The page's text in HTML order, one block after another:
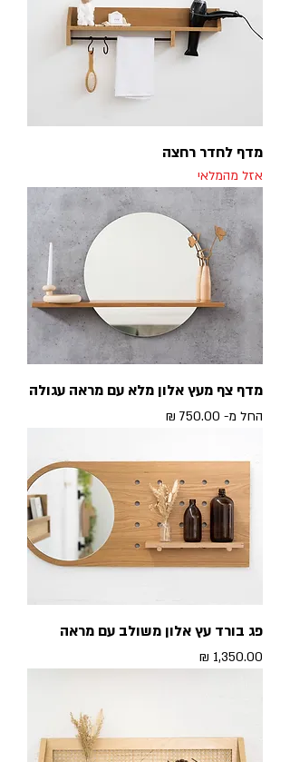
מדף לחדר רחצה
אזל מהמלאי
מדף צף מעץ אלון מלא עם מראה עגולה
החל מ-
מחיר מבצע
פג בורד עץ אלון משולב עם מראה
מחיר